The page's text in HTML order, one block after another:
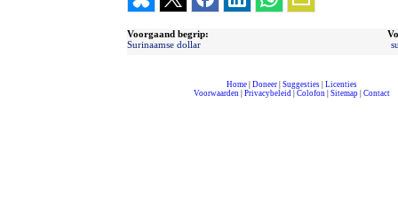
Voorgaand begrip:
Surinaamse dollar
Home| Doneer| Suggesties| Licenties
Voorwaarden| Privacybeleid| Colofon| Sitemap| Contact